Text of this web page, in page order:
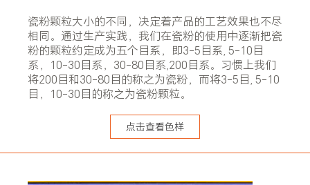
瓷粉颗粒大小的不同，决定着产品的工艺效果也不尽
相同。通过生产实践，我们在瓷粉的使用中逐渐把瓷
粉的颗粒约定成为五个目系，即3-5目系, 5-10目
系，10-30目系，30-80目系,200目系。习惯上我们
将200目和30-80目的称之为瓷粉，而将3-5目, 5-10
目，10-30目的称之为瓷粉颗粒。
点击查看色样